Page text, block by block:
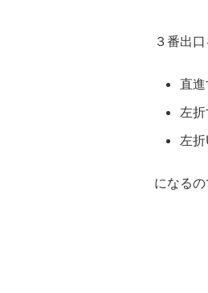
３番出口
直進
左折
左折
になる